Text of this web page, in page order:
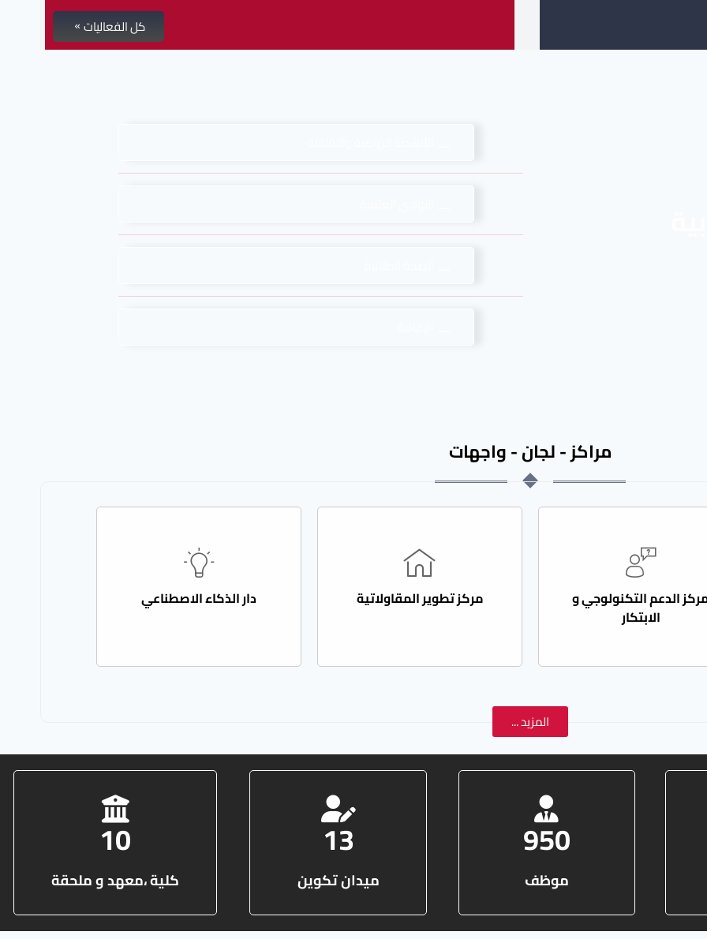
كل الفعاليات
مراكز - لجان - واجهات
الدعم التكنولوجي و
الابتكار
مركز تطوير المقاولاتية دار الذكاء الاصطناعي
المزيد ...
950
موظف
13
ميدان تكوين
10
كلية ،معهد و ملحقة